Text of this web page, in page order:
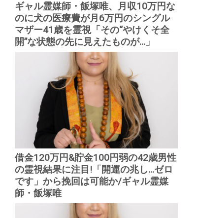
ギャル霊媒師・飯塚唯、月収10万円な
のに犬の医療費が月6万円のシングル
マザー41歳を霊視「その“やけくそ全
開”な状態の先に見えたものが...」
借金120万円&貯金100円弱の42歳男性
の霊視結果に注目!「開運の兆し...ゼロ
です」から挽回は可能か/ギャル霊媒
師・飯塚唯